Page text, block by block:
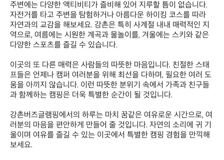
주변에는 다양한 액티비티가 즐비해 있어 지루할 틈이 없습니다.
자전거를 타고 주변을 탐험하거나 아름다운 하이킹 코스를 따라
자연과의 교감을 해보세요. 강촌은 특히 사계절 내내 매력적인 지
역으로, 여름에는 시원한 계곡과 물놀이를, 겨울에는 스키와 같은
다양한 스포츠를 즐길 수 있습니다.
이곳의 또 다른 매력은 사람들의 따뜻한 마음입니다. 친절한 스태
프들은 언제나 캠퍼 여러분을 위해 최선을 다하며, 필요한 여러 도
움을 아끼지 않습니다. 이런 따뜻한 분위기 속에서 가족과 친구들
과 함께하는 캠핑은 더욱 특별한 순간이 될 것입니다.
강촌버즈글램핑에서의 하루는 마치 꿈같은 여유로운 시간으로, 여
러분의 마음을 편안하게 만들어 줄 것입니다. 자연의 소리에 귀 기
울이며 여유를 즐길 수 있는 이곳에서 특별한 캠핑 경험을 만끽해
보세요.